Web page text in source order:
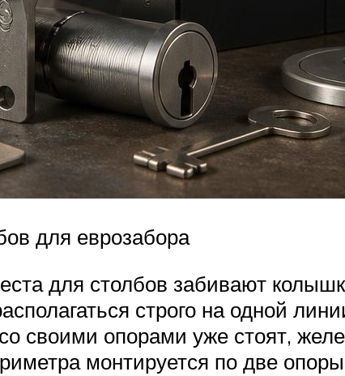
для еврозабора
для столбов забивают
строго на одной
своими опорами уже стоят,
монтируется по две